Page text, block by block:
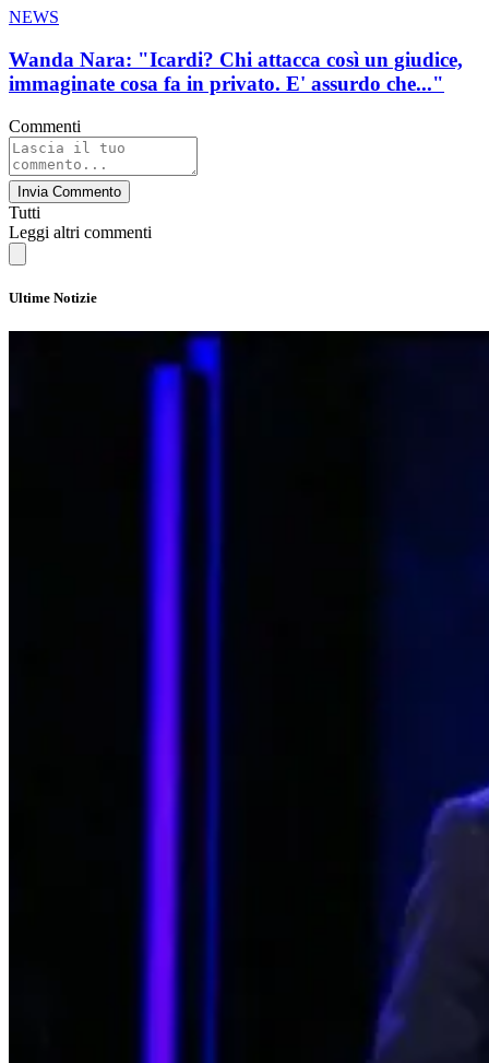
NEWS
Wanda Nara: "Icardi? Chi attacca così un giudice,
immaginate cosa fa in privato. E' assurdo che..."
Commenti
Invia Commento
Tutti
Leggi altri commenti
Ultime Notizie